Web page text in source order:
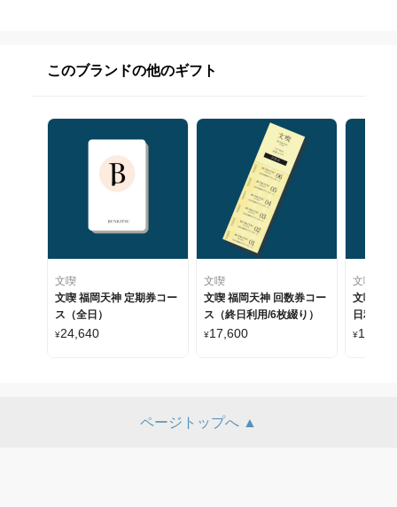
このブランドの他のギフト
文喫
文喫 福岡天神 定期券コー
ス（全日）
¥24,640
文喫
文喫 福岡天神 回数券コー
ス（終日利用/6枚綴り）
¥17,600
文喫
文喫 栄
日利用/
¥17,325
ページトップへ ▲